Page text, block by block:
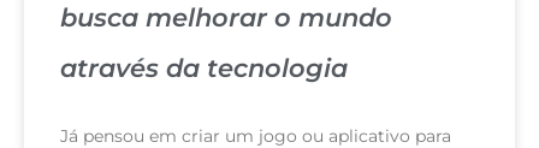
busca melhorar o mundo
através da tecnologia
Já pensou em criar um jogo ou aplicativo para